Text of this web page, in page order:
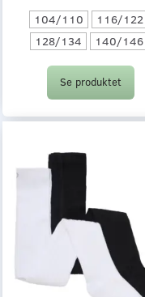
104/110
116/122
128/134
140/146
Se produktet